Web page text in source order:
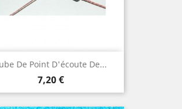
De Point D'écoute De...
Prix
7,20 €